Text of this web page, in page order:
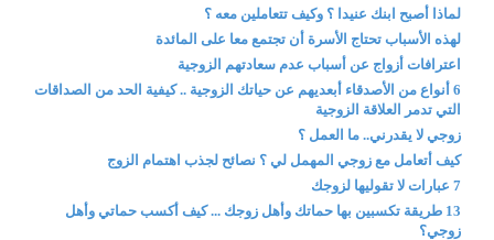
لماذا أصبح ابنك عنيدا ؟ وكيف تتعاملين معه ؟
لهذه الأسباب تحتاج الأسرة أن تجتمع معا على المائدة
اعترافات أزواج عن أسباب عدم سعادتهم الزوجية
6 أنواع من الأصدقاء أبعديهم عن حياتك الزوجية .. كيفية الحد من الصداقات
التي تدمر العلاقة الزوجية
زوجي لا يقدرني.. ما العمل ؟
كيف أتعامل مع زوجي المهمل لي ؟ نصائح لجذب اهتمام الزوج
7 عبارات لا تقوليها لزوجك
13 طريقة تكسبين بها حماتك وأهل زوجك ... كيف أكسب حماتي وأهل
زوجي؟